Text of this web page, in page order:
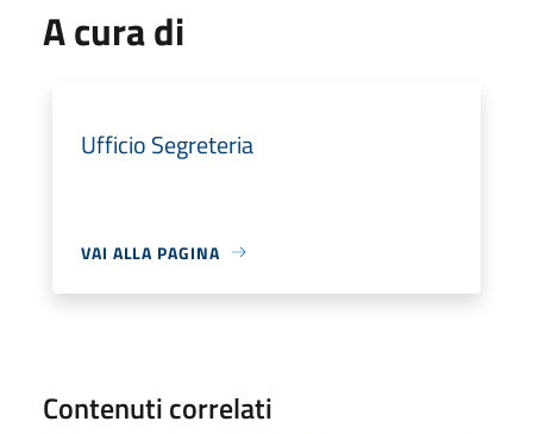
A cura di
Ufficio Segreteria
VAI ALLA PAGINA
Contenuti correlati